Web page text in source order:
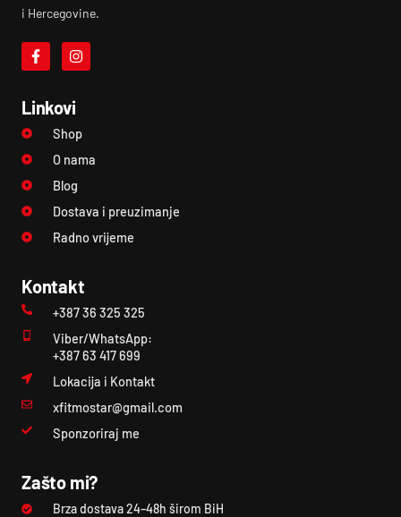
i Hercegovine.
Linkovi
Shop
O nama
Blog
Dostava i preuzimanje
Radno vrijeme
Kontakt
+387 36 325 325
Viber/WhatsApp:
+387 63 417 699
Lokacija i Kontakt
xfitmostar@gmail.com
Sponzoriraj me
Zašto mi?
Brza dostava 24–48h širom BiH